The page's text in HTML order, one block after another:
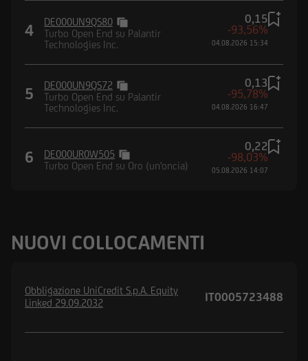
4
DE000UN9QS80
Turbo Open End su Palantir
Technologies Inc.
0,15
-93,56%
04.08.2026 15:34
5
DE000UN9QS72
Turbo Open End su Palantir
Technologies Inc.
0,13
-95,78%
04.08.2026 16:47
6
DE000UR0W505
Turbo Open End su Oro (un'oncia)
0,22
-98,03%
05.08.2026 14:07
NUOVI COLLOCAMENTI
Obbligazione UniCredit S.p.A. Equity
Linked 29.09.2032
IT0005723488